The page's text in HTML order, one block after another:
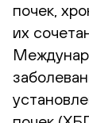
почек,
их